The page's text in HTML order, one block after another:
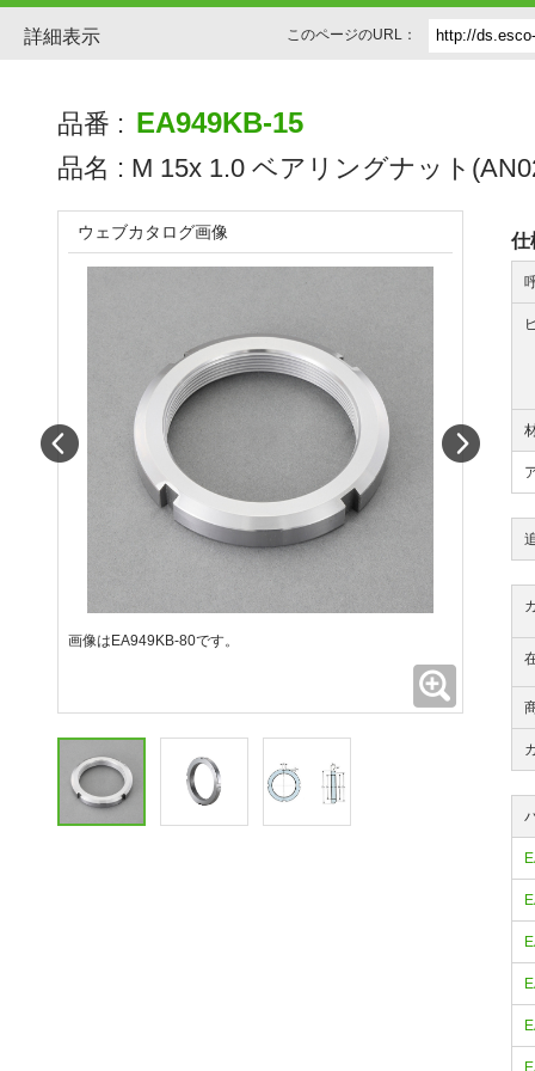
詳細表示 このページのURL：
品番 : EA949KB-15
品名 : M 15x 1.0 ベアリングナット
仕
ウェブカタログ画像
画像はEA949KB-80です。